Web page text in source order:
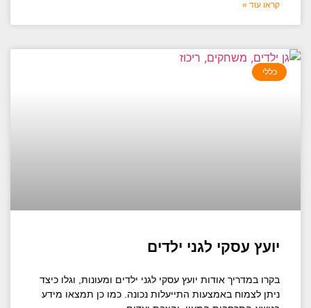
קראו עוד »
כללי
יועץ עסקי לגני ילדים
בקרו במדריך אודות יועץ עסקי לגני ילדים ומעונות, וגלו כיצד
ניתן לצמוח באמצעות התייעלות נכונה. כמו כן תמצאו מידע